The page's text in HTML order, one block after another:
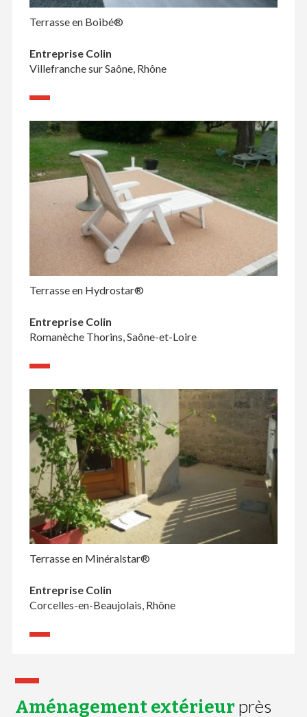
Terrasse en Boibé®
Entreprise Colin
Villefranche sur Saône, Rhône
Terrasse en Hydrostar®
Entreprise Colin
Romanèche Thorins, Saône-et-Loire
Terrasse en Minéralstar®
Entreprise Colin
Corcelles-en-Beaujolais, Rhône
Aménagement extérieur près